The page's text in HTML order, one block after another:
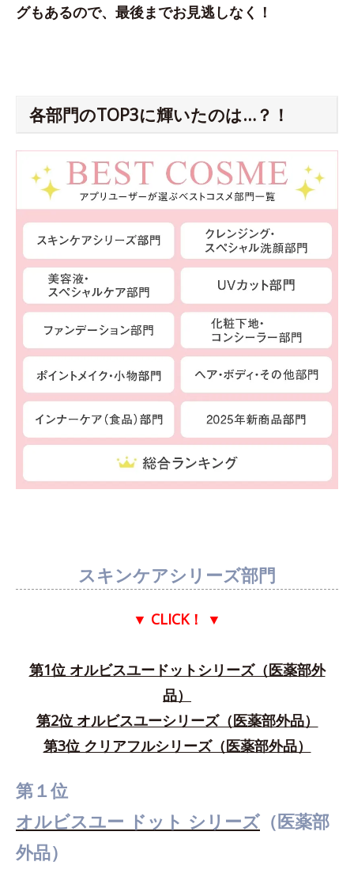
グもあるので、最後までお見逃しなく！
各部門のTOP3に輝いたのは…？！
スキンケアシリーズ部門
▼ CLICK！ ▼
第1位 オルビスユードットシリーズ（医薬部外
品）
第2位 オルビスユーシリーズ（医薬部外品）
第3位 クリアフルシリーズ（医薬部外品）
第１位
オルビスユー ドット シリーズ （医薬部
外品）